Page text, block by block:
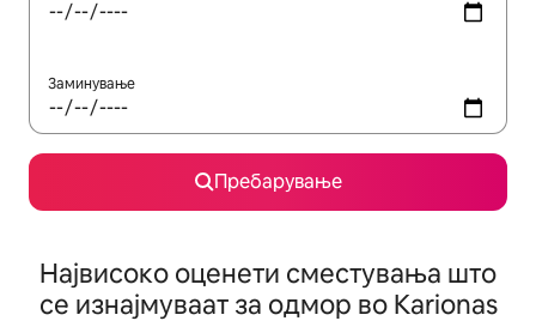
Заминување
Пребарување
Највисоко оценети сместувања што
се изнајмуваат за одмор во Karionas